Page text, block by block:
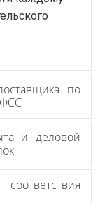
по
и деловой